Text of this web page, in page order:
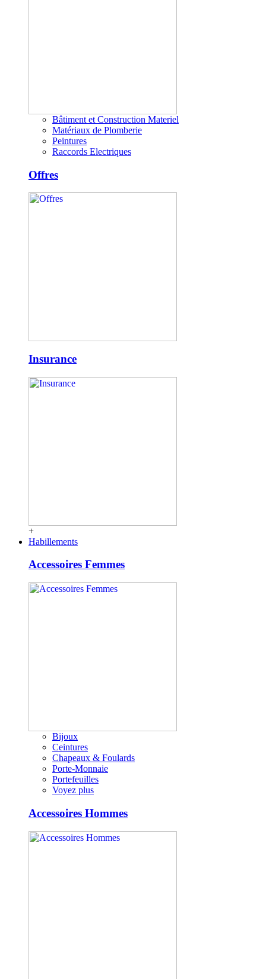
Bâtiment et Construction Materiel
Matériaux de Plomberie
Peintures
Raccords Electriques
Offres
Insurance
+
Habillements
Accessoires Femmes
Bijoux
Ceintures
Chapeaux & Foulards
Porte-Monnaie
Portefeuilles
Voyez plus
Accessoires Hommes